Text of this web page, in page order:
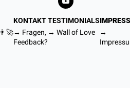
👨‍🚀
KONTAKT
→ Fragen,
Feedback?
TESTIMONIALS
→ Wall of Love
→